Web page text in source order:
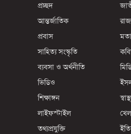
প্রচ্ছদ
আন্তর্জাতিক
প্রবাস
সাহিত্য সংস্কৃতি
ব্যবসা ও অর্থনীতি
ভিডিও
শিক্ষাঙ্গন
লাইফস্টাইল
তথ্যপ্রযুক্তি